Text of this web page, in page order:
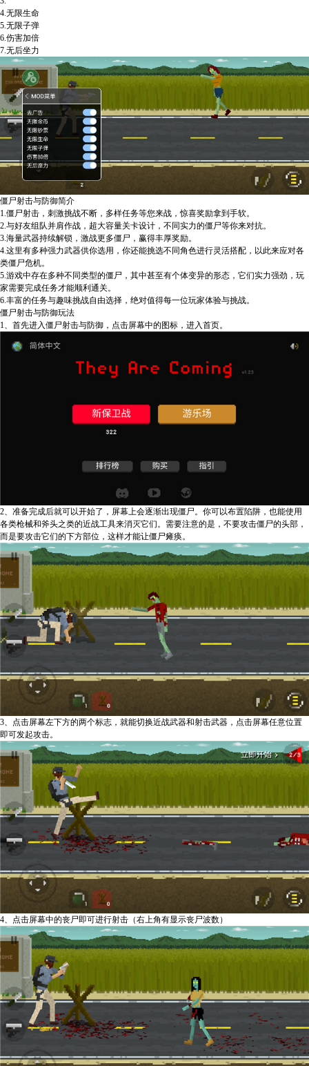
4.无限生命
5.无限子弹
6.伤害加倍
7.无后坐力
僵尸射击与防御简介
1.僵尸射击，刺激挑战不断，多样任务等您来战，惊喜奖励拿到手软。
2.与好友组队并肩作战，超大容量关卡设计，不同实力的僵尸等你来对抗。
3.海量武器持续解锁，激战更多僵尸，赢得丰厚奖励。
4.这里有多种强力武器供你选用，你还能挑选不同角色进行灵活搭配，以此来应对各
类僵尸危机。
5.游戏中存在多种不同类型的僵尸，其中甚至有个体变异的形态，它们实力强劲，玩
家需要完成任务才能顺利通关。
6.丰富的任务与趣味挑战自由选择，绝对值得每一位玩家体验与挑战。
僵尸射击与防御玩法
1、首先进入僵尸射击与防御，点击屏幕中的图标，进入首页。
2、准备完成后就可以开始了，屏幕上会逐渐出现僵尸。你可以布置陷阱，也能使用
各类枪械和斧头之类的近战工具来消灭它们。需要注意的是，不要攻击僵尸的头部，
而是要攻击它们的下方部位，这样才能让僵尸瘫痪。
3、点击屏幕左下方的两个标志，就能切换近战武器和射击武器，点击屏幕任意位置
即可发起攻击。
4、点击屏幕中的丧尸即可进行射击（右上角有显示丧尸波数）